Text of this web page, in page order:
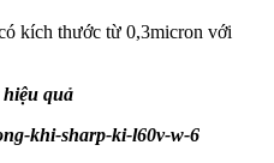
kích thước từ 0,3micron với
hiệu quả